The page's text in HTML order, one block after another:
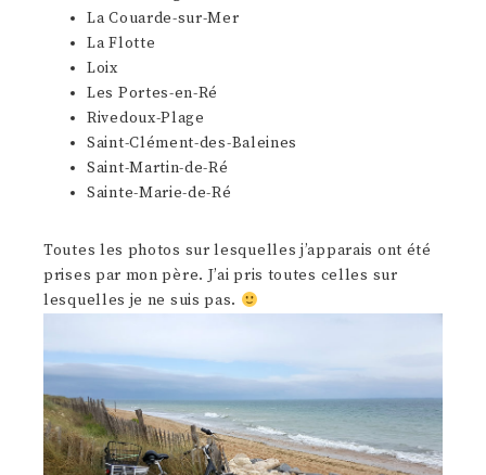
La Couarde-sur-Mer
La Flotte
Loix
Les Portes-en-Ré
Rivedoux-Plage
Saint-Clément-des-Baleines
Saint-Martin-de-Ré
Sainte-Marie-de-Ré
Toutes les photos sur lesquelles j’apparais ont été
prises par mon père. J’ai pris toutes celles sur
lesquelles je ne suis pas.